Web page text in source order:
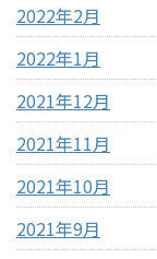
2022年2月
2022年1月
2021年12月
2021年11月
2021年10月
2021年9月